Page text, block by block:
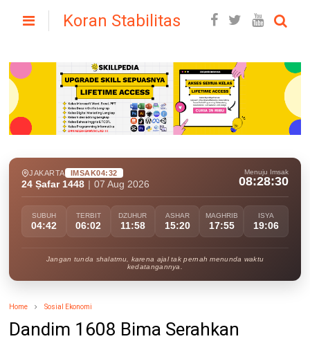
Koran Stabilitas
JAKARTA IMSAK04:32
24 Ṣafar 1448 07 Aug 2026
Menuju Imsak
08:28:29
SUBUH
04:42
TERBIT
06:02
DZUHUR
11:58
ASHAR
15:20
MAGHRIB
17:55
ISYA
19:06
Jangan tunda shalatmu, karena ajal tak pernah menunda waktu
kedatangannya.
Home Sosial Ekonomi
Dandim 1608 Bima Serahkan